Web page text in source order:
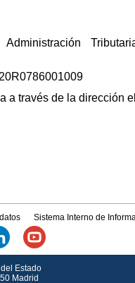
a través de la dirección
Sistema Interno de
Estado
Madrid